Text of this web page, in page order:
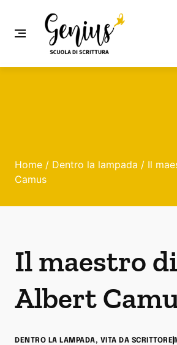
Home / Dentro la lampada / Il
Camus
Il maestro di
Albert
DENTRO LA LAMPADA, VITA DA SCRITTORE